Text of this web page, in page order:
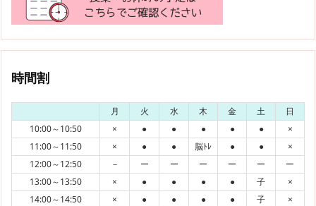
時間割
月 火 水 木 金 土
日
10:00～10:50
× ● ● ● ● ●
×
11:00～11:50
× ● ● 脳ﾄﾚ ● ●
×
12:00～12:50
－ ー ー ー ー ー
ー
13:00～13:50
× ● ● ● ● 子
×
14:00～14:50
× ● ● ● ● 子
×